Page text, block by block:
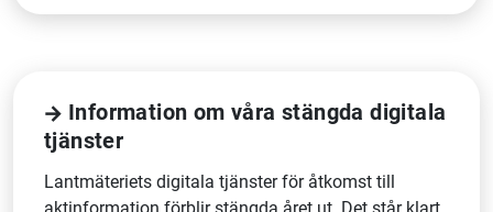
Information om våra stängda digitala
tjänster
Lantmäteriets digitala tjänster för åtkomst till